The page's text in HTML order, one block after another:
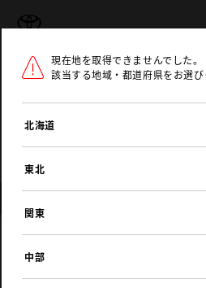
ラインアップ オーナーサポー
現在地を取得できませんでした。
該当する地域・都道府県をお選び
北海道
東北
関東
中部
トヨタ認定中古車
新潟トヨペット
長岡古正寺店